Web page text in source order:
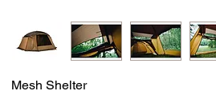
Mesh Shelter